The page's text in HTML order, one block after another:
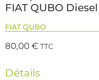
FIAT QUBO Diesel
FIAT QUBO
80,00€ TTC
Détails